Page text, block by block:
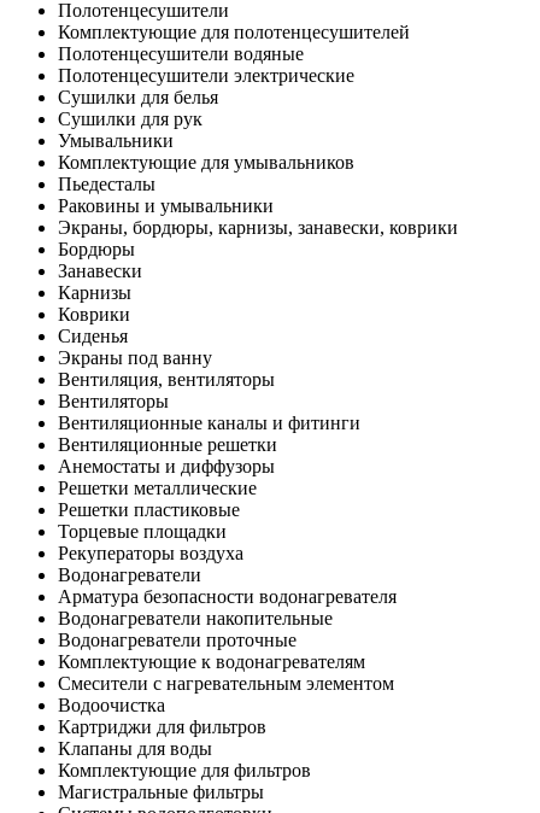
Полотенцесушители
Комплектующие для полотенцесушителей
Полотенцесушители водяные
Полотенцесушители электрические
Сушилки для белья
Сушилки для рук
Умывальники
Комплектующие для умывальников
Пьедесталы
Раковины и умывальники
Экраны, бордюры, карнизы, занавески, коврики
Бордюры
Занавески
Карнизы
Коврики
Сиденья
Экраны под ванну
Вентиляция, вентиляторы
Вентиляторы
Вентиляционные каналы и фитинги
Вентиляционные решетки
Анемостаты и диффузоры
Решетки металлические
Решетки пластиковые
Торцевые площадки
Рекуператоры воздуха
Водонагреватели
Арматура безопасности водонагревателя
Водонагреватели накопительные
Водонагреватели проточные
Комплектующие к водонагревателям
Смесители с нагревательным элементом
Водоочистка
Картриджи для фильтров
Клапаны для воды
Комплектующие для фильтров
Магистральные фильтры